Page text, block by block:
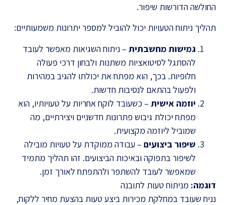
החולשה הדורשות שיפור.
תהליך ניתוח הטעויות יכול להוביל למספר יתרונות משמעותיים:
גמישות מחשבתית – ניתוח השגיאות מאפשר לעובד
להסתגל לסיטואציות משתנות ולבחון דרכי פעולה
חלופיות. בכך, הוא מפתח את יכולתו להגיב במהירות
ולפעול בהתאם לנסיבות חדשות.
יוזמה אישית – כשעובד לוקח אחריות על טעויותיו, הוא
מפתח יכולת גיבוש פתרונות חדשניים ויצירתיים, מה
שמוביל ליוזמה מקצועית.
שיפור ביצועים – עבודה ממוקדת על טעויות מובילה
לשיפור בתפוקה ובאיכות הביצועים. זהו תהליך מתמיד
שמאפשר לעובד להשתפר ולהתפתח לאורך זמן.
דוגמה: מניתוח טעות לתובנה
נניח שעובד במחלקת מכירות ביצע טעות בהצעת מחיר ללקוח,